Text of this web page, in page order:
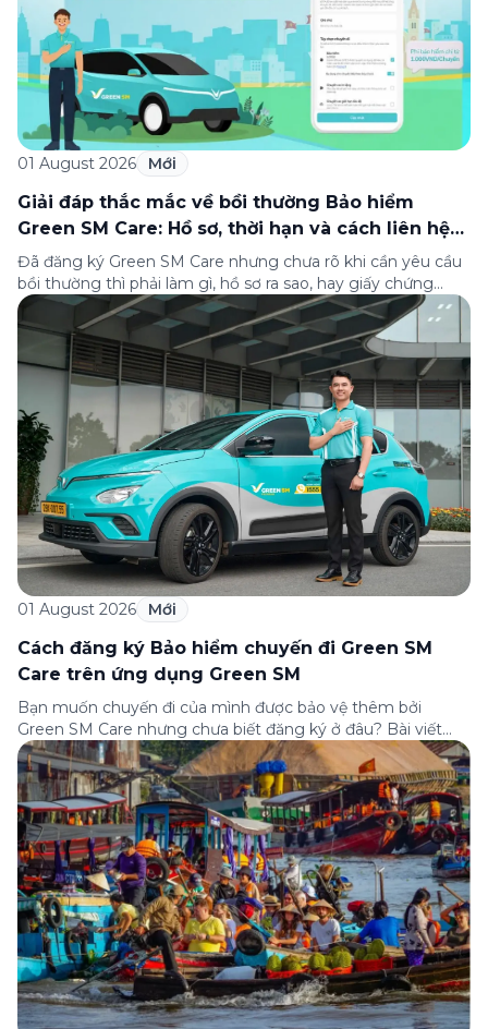
01 August 2026 Mới
Giải đáp thắc mắc về bồi thường Bảo hiểm
Green SM Care: Hồ sơ, thời hạn và cách liên hệ
hỗ trợ
Đã đăng ký Green SM Care nhưng chưa rõ khi cần yêu cầu
bồi thường thì phải làm gì, hồ sơ ra sao, hay giấy chứng
nhận bảo hiểm tìm ở đâu? Bài viết này tổng hợp đầy đủ các
câu hỏi thường gặp nhất về quy trình bồi thường và hỗ trợ
của Green […]
01 August 2026 Mới
Cách đăng ký Bảo hiểm chuyến đi Green SM
Care trên ứng dụng Green SM
Bạn muốn chuyến đi của mình được bảo vệ thêm bởi
Green SM Care nhưng chưa biết đăng ký ở đâu? Bài viết
dưới đây sẽ hướng dẫn chi tiết cách tham gia (và hủy tham
gia) gói bảo hiểm này ngay trên ứng dụng Green SM, cùng
những lưu ý quan trọng trước khi […]